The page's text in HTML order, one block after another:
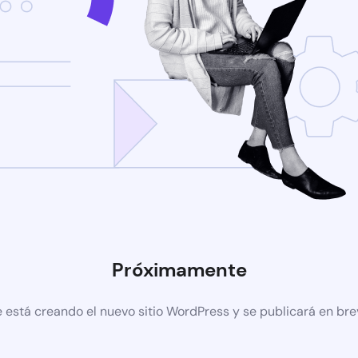
Próximamente
está creando el nuevo sitio WordPress y se publicará en